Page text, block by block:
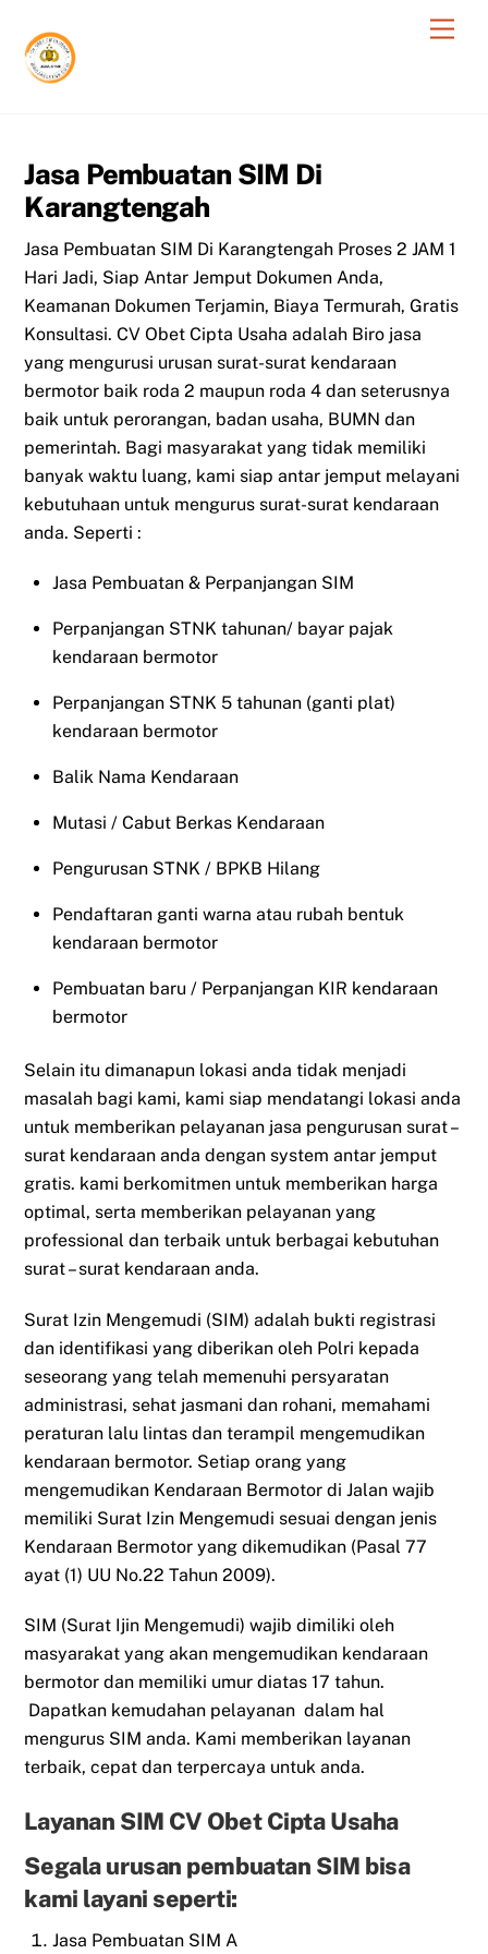
content
Jasa Pembuatan SIM Di
Karangtengah
Jasa Pembuatan SIM Di Karangtengah Proses 2 JAM 1
Hari Jadi, Siap Antar Jemput Dokumen Anda,
Keamanan Dokumen Terjamin, Biaya Termurah, Gratis
Konsultasi. CV Obet Cipta Usaha adalah Biro jasa
yang mengurusi urusan surat-surat kendaraan
bermotor baik roda 2 maupun roda 4 dan seterusnya
baik untuk perorangan, badan usaha, BUMN dan
pemerintah. Bagi masyarakat yang tidak memiliki
banyak waktu luang, kami siap antar jemput melayani
kebutuhaan untuk mengurus surat-surat kendaraan
anda. Seperti :
Jasa Pembuatan & Perpanjangan SIM
Perpanjangan STNK tahunan/ bayar pajak
kendaraan bermotor
Perpanjangan STNK 5 tahunan (ganti plat)
kendaraan bermotor
Balik Nama Kendaraan
Mutasi / Cabut Berkas Kendaraan
Pengurusan STNK / BPKB Hilang
Pendaftaran ganti warna atau rubah bentuk
kendaraan bermotor
Pembuatan baru / Perpanjangan KIR kendaraan
bermotor
Selain itu dimanapun lokasi anda tidak menjadi
masalah bagi kami, kami siap mendatangi lokasi anda
untuk memberikan pelayanan jasa pengurusan surat –
surat kendaraan anda dengan system antar jemput
gratis. kami berkomitmen untuk memberikan harga
optimal, serta memberikan pelayanan yang
professional dan terbaik untuk berbagai kebutuhan
surat – surat kendaraan anda.
Surat Izin Mengemudi (SIM) adalah bukti registrasi
dan identifikasi yang diberikan oleh Polri kepada
seseorang yang telah memenuhi persyaratan
administrasi, sehat jasmani dan rohani, memahami
peraturan lalu lintas dan terampil mengemudikan
kendaraan bermotor. Setiap orang yang
mengemudikan Kendaraan Bermotor di Jalan wajib
memiliki Surat Izin Mengemudi sesuai dengan jenis
Kendaraan Bermotor yang dikemudikan (Pasal 77
ayat (1) UU No.22 Tahun 2009).
SIM (Surat Ijin Mengemudi) wajib dimiliki oleh
masyarakat yang akan mengemudikan kendaraan
bermotor dan memiliki umur diatas 17 tahun.
Dapatkan kemudahan pelayanan dalam hal
mengurus SIM anda. Kami memberikan layanan
terbaik, cepat dan terpercaya untuk anda.
Layanan SIM CV Obet Cipta Usaha
Segala urusan pembuatan SIM bisa
kami layani seperti:
Jasa Pembuatan SIM A